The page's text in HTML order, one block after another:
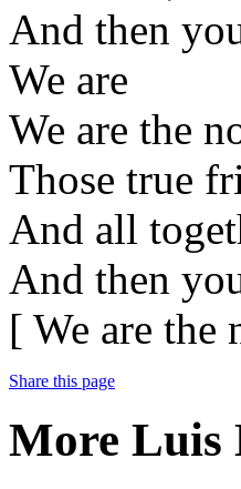
And then
We are
We are the
Those true
And all
And then
[ We are the
Share this page
More Luis